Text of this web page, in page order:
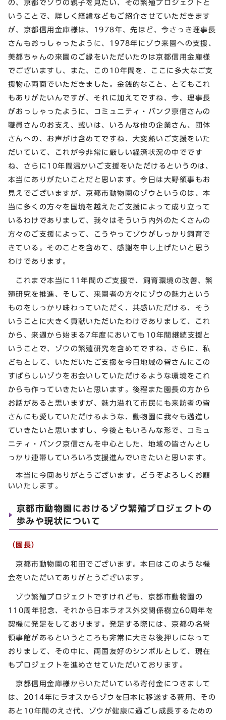
の、京都でゾウの親子を見たい、その繁殖プロジェクトと
いうことで、詳しく経緯などもご紹介させていただきます
が、京都信用金庫様は、1978年、先ほど、今さっき理事長
さんもおっしゃったように、1978年にゾウ来園への支援、
美都ちゃんの来園のご縁をいただいたのは京都信用金庫様
でございますし、また、この10年間を、ここに多大なご支
援物心両面でいただきました。金銭的なこと、とてもこれ
もありがたいんですが、それに加えてですね、今、理事長
がおっしゃったように、コミュニティ・バンク京信さんの
職員さんのお支え、或いは、いろんな他の企業さん、団体
さんへの、お声がけ含めてですね、大変熱いご支援をいた
だいていて、これが今非常に厳しい経済状況の中でです
ね、さらに10年間温かいご支援をいただけるというのは、
本当にありがたいことだと思います。今日は大野領事もお
見えでございますが、京都市動物園のゾウというのは、本
当に多くの方々を国境を越えたご支援によって成り立って
いるわけでありまして、我々はそういう内外のたくさんの
方々のご支援によって、こうやってゾウがしっかり飼育で
きている。そのことを含めて、感謝を申し上げたいと思う
わけであります。
これまで本当に11年間のご支援で、飼育環境の改善、繁
殖研究を推進、そして、来園者の方々にゾウの魅力という
ものをしっかり味わっていただく、共感いただける、そう
いうことに大きく貢献いただいたわけでありまして、これ
から、来週から始まる7年度においても10年間継続支援と
いうことで、ゾウの繁殖研究を含めてですね、さらに、私
どもとして、いただいたご支援を今日地域の皆さんにこの
すばらしいゾウをお会いしていただけるような環境をこれ
からも作っていきたいと思います。後程また園長の方から
お話があると思いますが、魅力溢れて市民にも来訪者の皆
さんにも愛していただけるような、動物園に我々も邁進し
ていきたいと思いますし、今後ともいろんな形で、コミュ
ニティ・バンク京信さんを中心とした、地域の皆さんとし
っかり連帯していろいろ支援進んでいきたいと思います。
本当に今回ありがとうございます。どうぞよろしくお願
いいたします。
京都市動物園におけるゾウ繁殖プロジェクトの
歩みや現状について
（園長）
京都市動物園の和田でございます。本日はこのような機
会をいただいてありがとうございます。
ゾウ繁殖プロジェクトですけれども、京都市動物園の
110周年記念、それから日本ラオス外交関係樹立60周年を
契機に発足をしております。発足する際には、京都の名誉
領事館があるというところも非常に大きな後押しになって
おりまして、その中に、両国友好のシンボルとして、現在
もプロジェクトを進めさせていただいております。
京都信用金庫様からいただいている寄付金につきまして
は、2014年にラオスからゾウを日本に移送する費用、その
あと10年間のえさ代、ゾウが健康に過ごし成長するための